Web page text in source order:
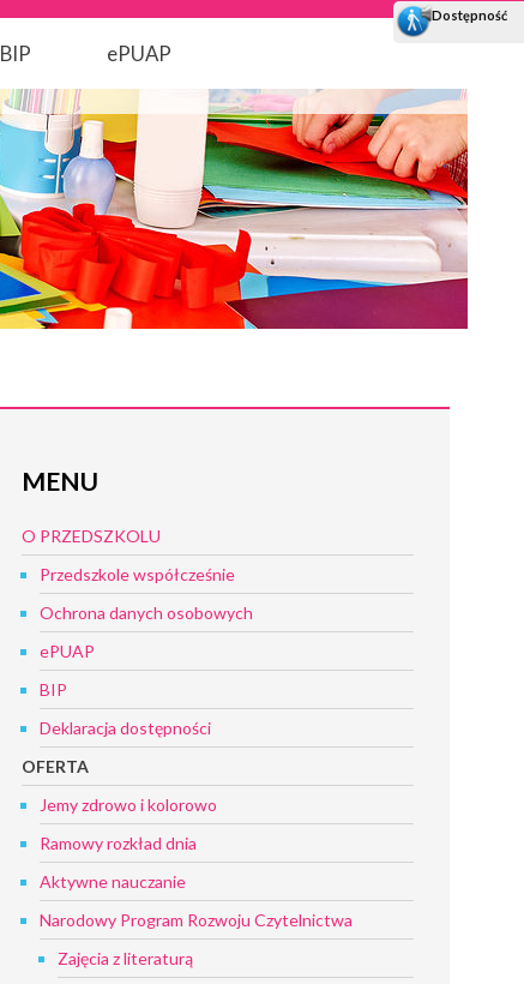
BIP ePUAP
MENU
O PRZEDSZKOLU
Przedszkole współcześnie
Ochrona danych osobowych
ePUAP
BIP
Deklaracja dostępności
OFERTA
Jemy zdrowo i kolorowo
Ramowy rozkład dnia
Aktywne nauczanie
Narodowy Program Rozwoju Czytelnictwa
Zajęcia z literaturą